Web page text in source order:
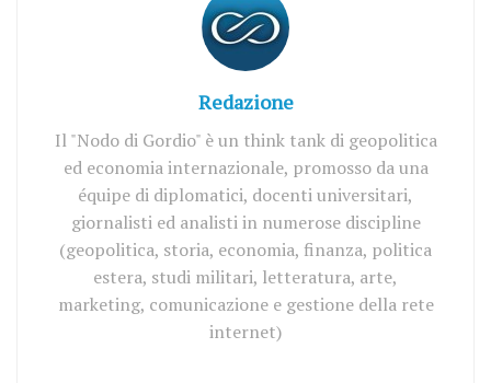
Redazione
Il "Nodo di Gordio" è un think tank di geopolitica
ed economia internazionale, promosso da una
équipe di diplomatici, docenti universitari,
giornalisti ed analisti in numerose discipline
(geopolitica, storia, economia, finanza, politica
estera, studi militari, letteratura, arte,
marketing, comunicazione e gestione della rete
internet)